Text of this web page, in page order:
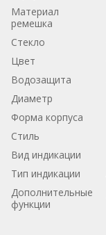
Материал
ремешка
Стекло
Цвет
Водозащита
Диаметр
Форма корпуса
Стиль
Вид индикации
Тип индикации
Дополнительные
функции